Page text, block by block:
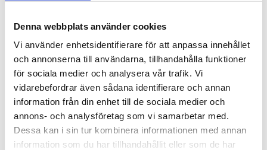
Denna webbplats använder cookies
Vi använder enhetsidentifierare för att anpassa innehållet
och annonserna till användarna, tillhandahålla funktioner
för sociala medier och analysera vår trafik. Vi
vidarebefordrar även sådana identifierare och annan
information från din enhet till de sociala medier och
annons- och analysföretag som vi samarbetar med.
Dessa kan i sin tur kombinera informationen med annan
information som du har tillhandahållit eller som de har
49 490,00KR
Antal